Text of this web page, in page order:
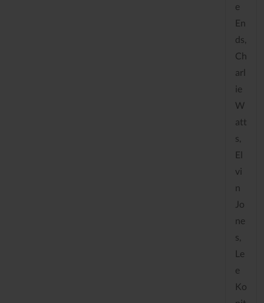
e
En
ds,
Ch
arl
ie
W
att
s,
El
vi
n
Jo
ne
s,
Le
e
Ko